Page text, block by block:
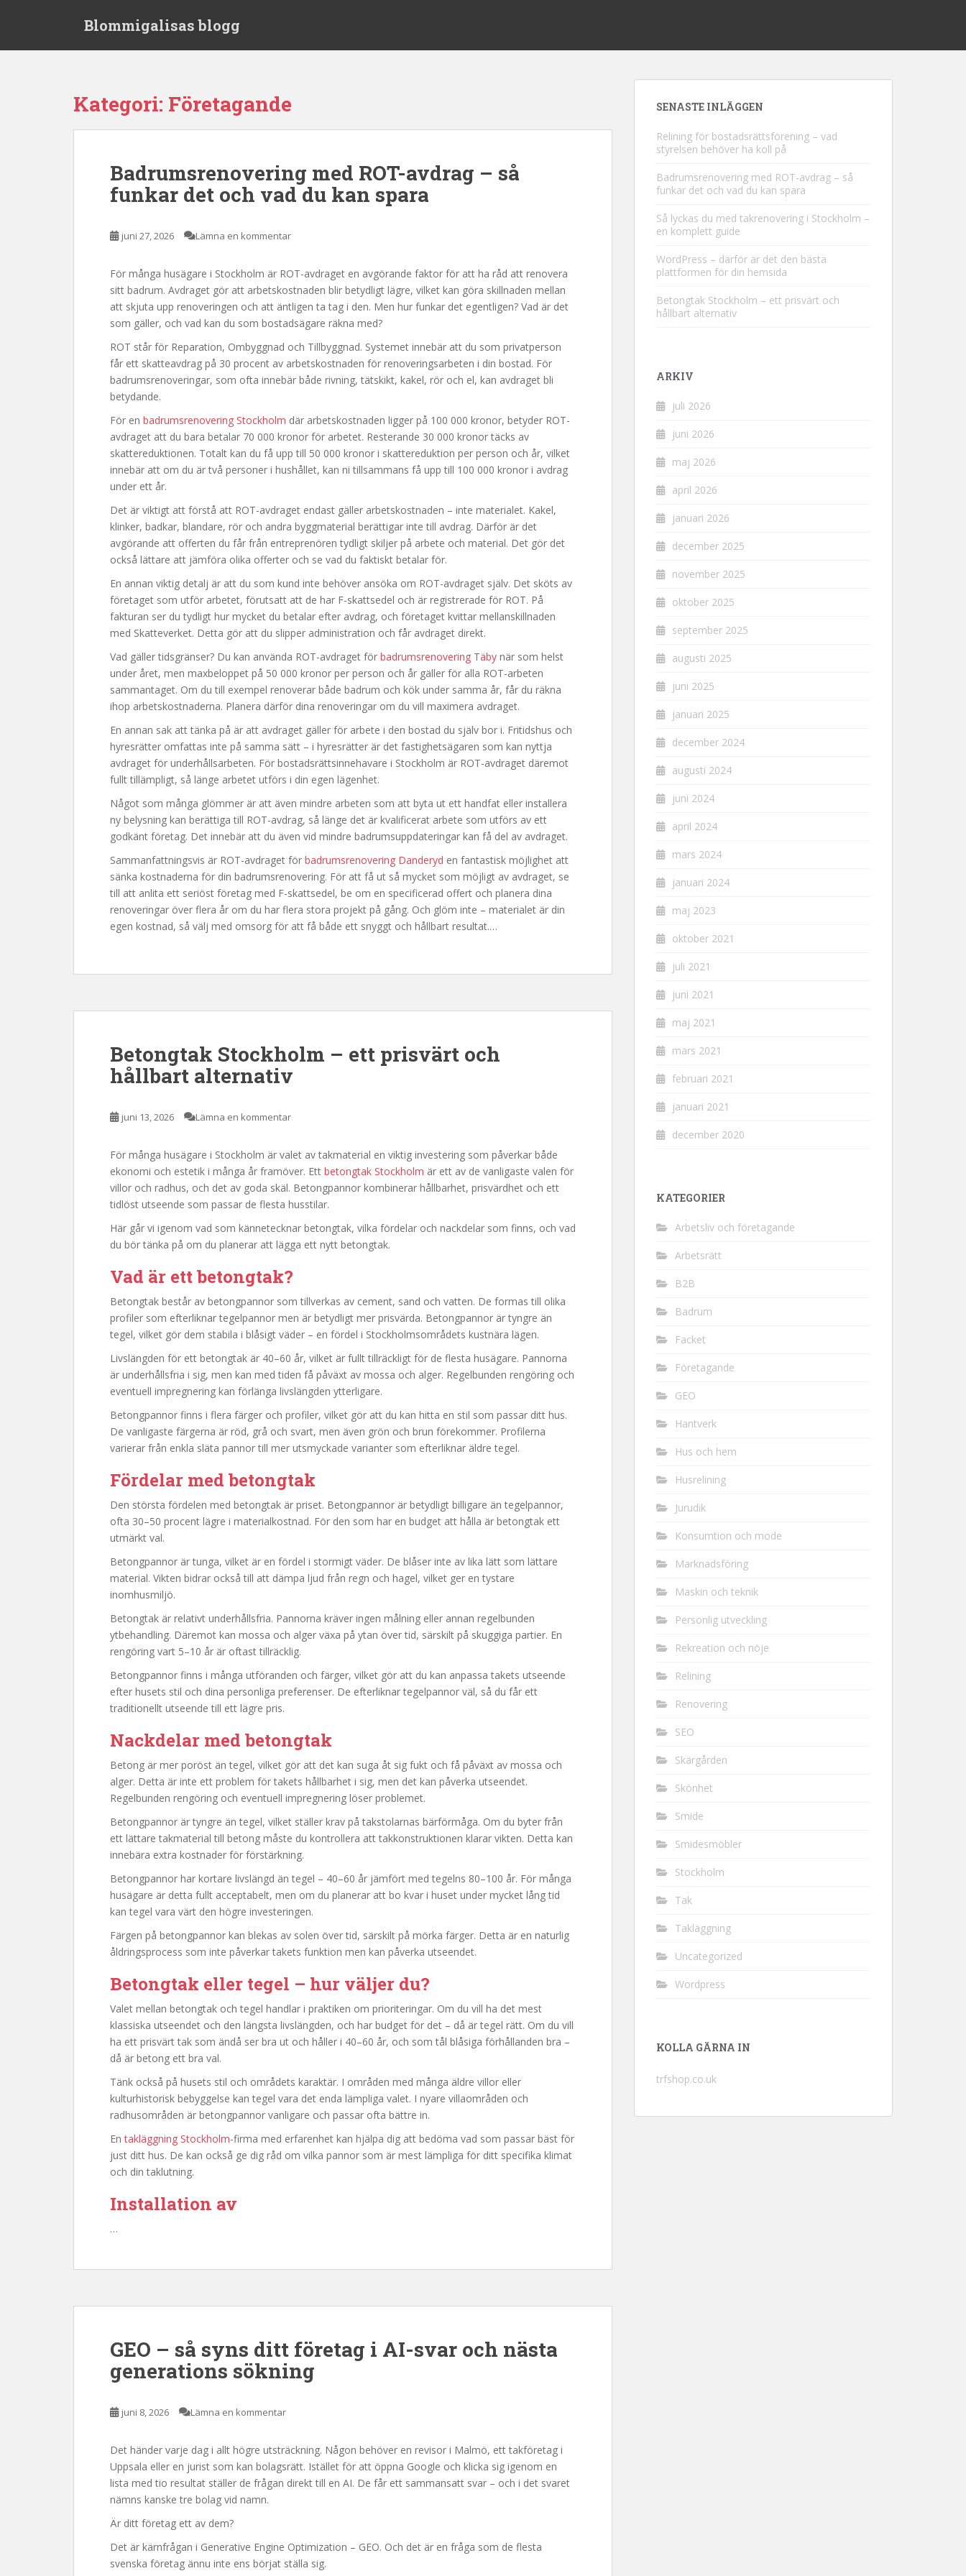
Blommigalisas blogg
Kategori: Företagande
Badrumsrenovering med ROT-avdrag – så
funkar det och vad du kan spara
juni 27, 2026 Lämna en kommentar
För många husägare i Stockholm är ROT-avdraget en avgörande faktor för att ha råd att renovera
sitt badrum. Avdraget gör att arbetskostnaden blir betydligt lägre, vilket kan göra skillnaden mellan
att skjuta upp renoveringen och att äntligen ta tag i den. Men hur funkar det egentligen? Vad är det
som gäller, och vad kan du som bostadsägare räkna med?
ROT står för Reparation, Ombyggnad och Tillbyggnad. Systemet innebär att du som privatperson
får ett skatteavdrag på 30 procent av arbetskostnaden för renoveringsarbeten i din bostad. För
badrumsrenoveringar, som ofta innebär både rivning, tätskikt, kakel, rör och el, kan avdraget bli
betydande.
För en badrumsrenovering Stockholm där arbetskostnaden ligger på 100 000 kronor, betyder ROT-
avdraget att du bara betalar 70 000 kronor för arbetet. Resterande 30 000 kronor täcks av
skattereduktionen. Totalt kan du få upp till 50 000 kronor i skattereduktion per person och år, vilket
innebär att om du är två personer i hushållet, kan ni tillsammans få upp till 100 000 kronor i avdrag
under ett år.
Det är viktigt att förstå att ROT-avdraget endast gäller arbetskostnaden – inte materialet. Kakel,
klinker, badkar, blandare, rör och andra byggmaterial berättigar inte till avdrag. Därför är det
avgörande att offerten du får från entreprenören tydligt skiljer på arbete och material. Det gör det
också lättare att jämföra olika offerter och se vad du faktiskt betalar för.
En annan viktig detalj är att du som kund inte behöver ansöka om ROT-avdraget själv. Det sköts av
företaget som utför arbetet, förutsatt att de har F-skattsedel och är registrerade för ROT. På
fakturan ser du tydligt hur mycket du betalar efter avdrag, och företaget kvittar mellanskillnaden
med Skatteverket. Detta gör att du slipper administration och får avdraget direkt.
Vad gäller tidsgränser? Du kan använda ROT-avdraget för badrumsrenovering Täby när som helst
under året, men maxbeloppet på 50 000 kronor per person och år gäller för alla ROT-arbeten
sammantaget. Om du till exempel renoverar både badrum och kök under samma år, får du räkna
ihop arbetskostnaderna. Planera därför dina renoveringar om du vill maximera avdraget.
En annan sak att tänka på är att avdraget gäller för arbete i den bostad du själv bor i. Fritidshus och
hyresrätter omfattas inte på samma sätt – i hyresrätter är det fastighetsägaren som kan nyttja
avdraget för underhållsarbeten. För bostadsrättsinnehavare i Stockholm är ROT-avdraget däremot
fullt tillämpligt, så länge arbetet utförs i din egen lägenhet.
Något som många glömmer är att även mindre arbeten som att byta ut ett handfat eller installera
ny belysning kan berättiga till ROT-avdrag, så länge det är kvalificerat arbete som utförs av ett
godkänt företag. Det innebär att du även vid mindre badrumsuppdateringar kan få del av avdraget.
Sammanfattningsvis är ROT-avdraget för badrumsrenovering Danderyd en fantastisk möjlighet att
sänka kostnaderna för din badrumsrenovering. För att få ut så mycket som möjligt av avdraget, se
till att anlita ett seriöst företag med F-skattsedel, be om en specificerad offert och planera dina
renoveringar över flera år om du har flera stora projekt på gång. Och glöm inte – materialet är din
egen kostnad, så välj med omsorg för att få både ett snyggt och hållbart resultat.…
Betongtak Stockholm – ett prisvärt och
hållbart alternativ
juni 13, 2026 Lämna en kommentar
För många husägare i Stockholm är valet av takmaterial en viktig investering som påverkar både
ekonomi och estetik i många år framöver. Ett betongtak Stockholm är ett av de vanligaste valen för
villor och radhus, och det av goda skäl. Betongpannor kombinerar hållbarhet, prisvärdhet och ett
tidlöst utseende som passar de flesta husstilar.
Här går vi igenom vad som kännetecknar betongtak, vilka fördelar och nackdelar som finns, och vad
du bör tänka på om du planerar att lägga ett nytt betongtak.
Vad är ett betongtak?
Betongtak består av betongpannor som tillverkas av cement, sand och vatten. De formas till olika
profiler som efterliknar tegelpannor men är betydligt mer prisvärda. Betongpannor är tyngre än
tegel, vilket gör dem stabila i blåsigt väder – en fördel i Stockholmsområdets kustnära lägen.
Livslängden för ett betongtak är 40–60 år, vilket är fullt tillräckligt för de flesta husägare. Pannorna
är underhållsfria i sig, men kan med tiden få påväxt av mossa och alger. Regelbunden rengöring och
eventuell impregnering kan förlänga livslängden ytterligare.
Betongpannor finns i flera färger och profiler, vilket gör att du kan hitta en stil som passar ditt hus.
De vanligaste färgerna är röd, grå och svart, men även grön och brun förekommer. Profilerna
varierar från enkla släta pannor till mer utsmyckade varianter som efterliknar äldre tegel.
Fördelar med betongtak
Den största fördelen med betongtak är priset. Betongpannor är betydligt billigare än tegelpannor,
ofta 30–50 procent lägre i materialkostnad. För den som har en budget att hålla är betongtak ett
utmärkt val.
Betongpannor är tunga, vilket är en fördel i stormigt väder. De blåser inte av lika lätt som lättare
material. Vikten bidrar också till att dämpa ljud från regn och hagel, vilket ger en tystare
inomhusmiljö.
Betongtak är relativt underhållsfria. Pannorna kräver ingen målning eller annan regelbunden
ytbehandling. Däremot kan mossa och alger växa på ytan över tid, särskilt på skuggiga partier. En
rengöring vart 5–10 år är oftast tillräcklig.
Betongpannor finns i många utföranden och färger, vilket gör att du kan anpassa takets utseende
efter husets stil och dina personliga preferenser. De efterliknar tegelpannor väl, så du får ett
traditionellt utseende till ett lägre pris.
Nackdelar med betongtak
Betong är mer poröst än tegel, vilket gör att det kan suga åt sig fukt och få påväxt av mossa och
alger. Detta är inte ett problem för takets hållbarhet i sig, men det kan påverka utseendet.
Regelbunden rengöring och eventuell impregnering löser problemet.
Betongpannor är tyngre än tegel, vilket ställer krav på takstolarnas bärförmåga. Om du byter från
ett lättare takmaterial till betong måste du kontrollera att takkonstruktionen klarar vikten. Detta kan
innebära extra kostnader för förstärkning.
Betongpannor har kortare livslängd än tegel – 40–60 år jämfört med tegelns 80–100 år. För många
husägare är detta fullt acceptabelt, men om du planerar att bo kvar i huset under mycket lång tid
kan tegel vara värt den högre investeringen.
Färgen på betongpannor kan blekas av solen över tid, särskilt på mörka färger. Detta är en naturlig
åldringsprocess som inte påverkar takets funktion men kan påverka utseendet.
Betongtak eller tegel – hur väljer du?
Valet mellan betongtak och tegel handlar i praktiken om prioriteringar. Om du vill ha det mest
klassiska utseendet och den längsta livslängden, och har budget för det – då är tegel rätt. Om du vill
ha ett prisvärt tak som ändå ser bra ut och håller i 40–60 år, och som tål blåsiga förhållanden bra –
då är betong ett bra val.
Tänk också på husets stil och områdets karaktär. I områden med många äldre villor eller
kulturhistorisk bebyggelse kan tegel vara det enda lämpliga valet. I nyare villaområden och
radhusområden är betongpannor vanligare och passar ofta bättre in.
Entakläggning Stockholm-firma med erfarenhet kan hjälpa dig att bedöma vad som passar bäst för
just ditt hus. De kan också ge dig råd om vilka pannor som är mest lämpliga för ditt specifika klimat
och din taklutning.
Installation av
…
GEO – så syns ditt företag i AI-svar och nästa
generations sökning
juni 8, 2026 Lämna en kommentar
Det händer varje dag i allt högre utsträckning. Någon behöver en revisor i Malmö, ett takföretag i
Uppsala eller en jurist som kan bolagsrätt. Istället för att öppna Google och klicka sig igenom en
lista med tio resultat ställer de frågan direkt till en AI. De får ett sammansatt svar – och i det svaret
nämns kanske tre bolag vid namn.
Är ditt företag ett av dem?
Det är kärnfrågan i Generative Engine Optimization – GEO. Och det är en fråga som de flesta
svenska företag ännu inte ens börjat ställa sig.
SENASTE INLÄGGEN
Relining för bostadsrättsförening – vad
styrelsen behöver ha koll på
Badrumsrenovering med ROT-avdrag – så
funkar det och vad du kan spara
Så lyckas du med takrenovering i Stockholm –
en komplett guide
WordPress – därför är det den bästa
plattformen för din hemsida
Betongtak Stockholm – ett prisvärt och
hållbart alternativ
ARKIV
juli 2026
juni 2026
maj 2026
april 2026
januari 2026
december 2025
november 2025
oktober 2025
september 2025
augusti 2025
juni 2025
januari 2025
december 2024
augusti 2024
juni 2024
april 2024
mars 2024
januari 2024
maj 2023
oktober 2021
juli 2021
juni 2021
maj 2021
mars 2021
februari 2021
januari 2021
december 2020
KATEGORIER
Arbetsliv och företagande
Arbetsrätt
B2B
Badrum
Facket
Företagande
GEO
Hantverk
Hus och hem
Husrelining
Jurudik
Konsumtion och mode
Marknadsföring
Maskin och teknik
Personlig utveckling
Rekreation och nöje
Relining
Renovering
SEO
Skärgården
Skönhet
Smide
Smidesmöbler
Stockholm
Tak
Takläggning
Uncategorized
Wordpress
KOLLA GÄRNA IN
trfshop.co.uk